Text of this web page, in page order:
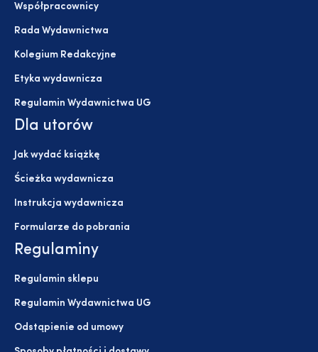
Współpracownicy
Rada Wydawnictwa
Kolegium Redakcyjne
Etyka wydawnicza
Regulamin Wydawnictwa UG
Dla utorów
Jak wydać książkę
Ścieżka wydawnicza
Instrukcja wydawnicza
Formularze do pobrania
Regulaminy
Regulamin sklepu
Regulamin Wydawnictwa UG
Odstąpienie od umowy